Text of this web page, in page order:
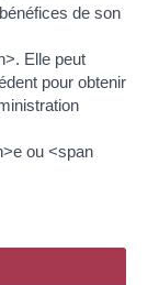
de son
Elle peut
pour obtenir
ou <span